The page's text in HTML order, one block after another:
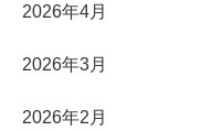
2026年4月
2026年3月
2026年2月